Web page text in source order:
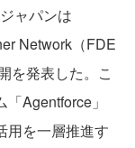
ャパンは
Network（FDE
を発表した。こ
Agentforce」
用を一層推進す